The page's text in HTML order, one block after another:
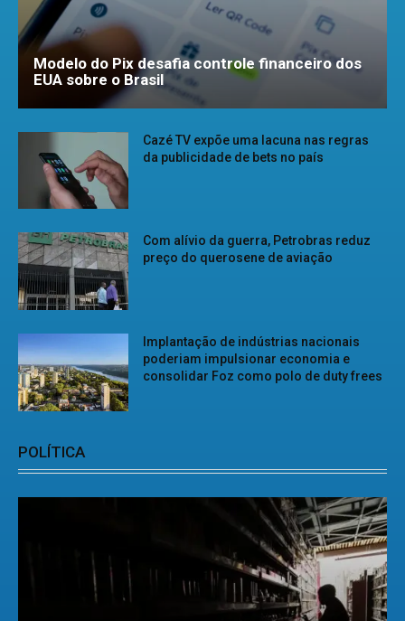
Modelo do Pix desafia controle financeiro dos
EUA sobre o Brasil
Cazé TV expõe uma lacuna nas regras
da publicidade de bets no país
Com alívio da guerra, Petrobras reduz
preço do querosene de aviação
Implantação de indústrias nacionais
poderiam impulsionar economia e
consolidar Foz como polo de duty frees
POLÍTICA